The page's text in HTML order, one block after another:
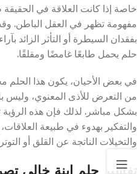
خاصة إذا كانت العلاقة في
مفهومة تظهر في العقل الباطن.
بفقدان السيطرة أو التأثر الزائد
حلم يحمل طابعًا غامضًا ومقلقًا.
في بعض الأحيان، يكون هذا
من التعرض للأذى المعنوي،
بشكل مباشر. لذلك فإن هذه الرؤية
والتفكير بهدوء في طبيعة العلاقات،
والتخيلات الناتجة عن القلق أو
تفسير حلم ابنة خالي